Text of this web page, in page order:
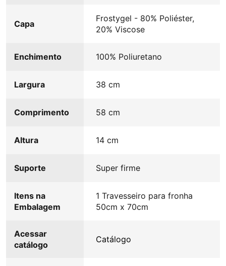
Capa
Frostygel - 80% Poliéster,
20% Viscose
Enchimento 100% Poliuretano
Largura 38 cm
Comprimento 58 cm
Altura 14 cm
Suporte Super firme
Itens na
Embalagem
1 Travesseiro para fronha
50cm x 70cm
Acessar
catálogo
Catálogo